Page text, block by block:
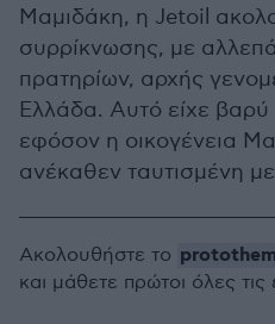
Μαμιδάκη, η Jetoil
συρρίκνωσης, με
πρατηρίων, αρχής
Ελλάδα. Αυτό είχε βαρύ
εφόσον η οικογένεια
ανέκαθεν ταυτισμένη
Ακολουθήστε το
και μάθετε πρώτοι όλες τις